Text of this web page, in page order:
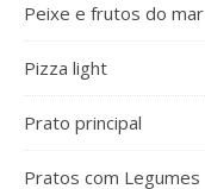
Peixe e frutos do mar
Pizza light
Prato principal
Pratos com Legumes